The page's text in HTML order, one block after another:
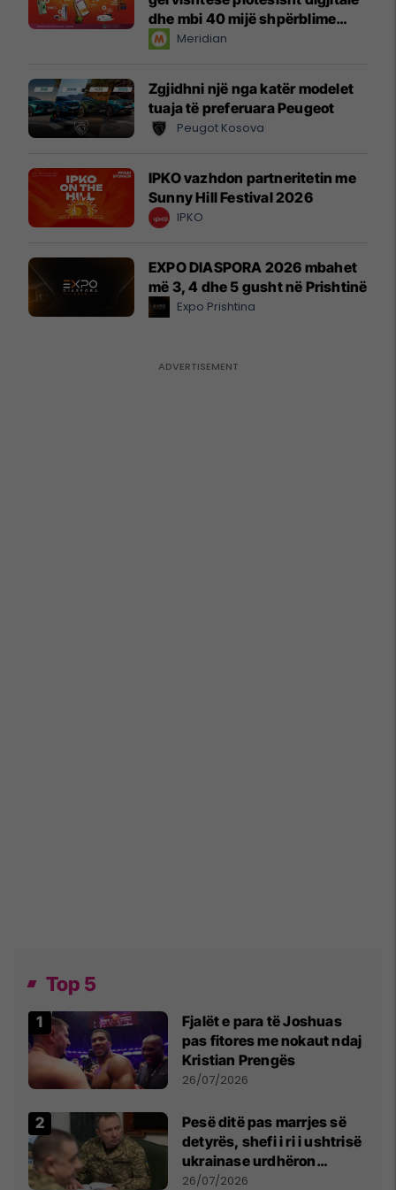
dhe mbi 40 mijë shpërblime
instant!Meridian
Zgjidhni një nga katër modelet
tuaja të preferuara Peugeot
Peugot Kosova
IPKO vazhdon partneritetin me
Sunny Hill Festival 2026
IPKO
EXPO DIASPORA 2026 mbahet
më 3, 4 dhe 5 gusht në Prishtinë
Expo Prishtina
Top 5
Fjalët e para të Joshuas
pas fitores me nokaut ndaj
Kristian Prengës
26/07/2026
Pesë ditë pas marrjes së
detyrës, shefi i ri i ushtrisë
ukrainase urdhëron
kontroll të madh
26/07/2026